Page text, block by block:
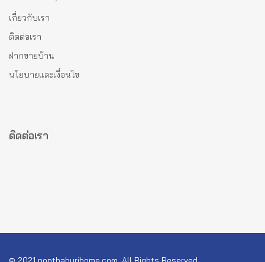
เกี่ยวกับเรา
ติดต่อเรา
ฝากขายบ้าน
นโยบายและเงื่อนไข
ติดต่อเรา